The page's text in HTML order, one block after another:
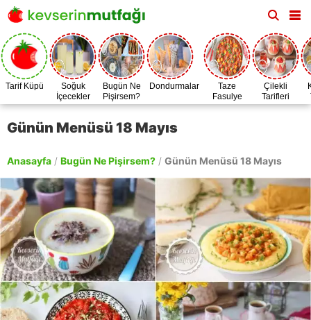
Tarif Küpü
Soğuk
İçecekler
Bugün Ne
Pişirsem?
Dondurmalar
Taze
Fasulye
Zamanı
Çilekli
Tarifleri
Günün Menüsü 18 Mayıs
Anasayfa / Bugün Ne Pişirsem? / Günün Menüsü 18 Mayıs